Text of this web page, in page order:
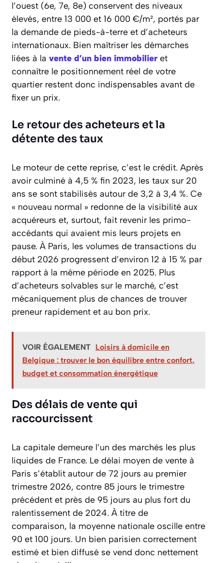
l’ouest (6e, 7e, 8e) conservent des niveaux
élevés, entre 13 000 et 16 000 €/m², portés par
la demande de pieds-à-terre et d’acheteurs
internationaux. Bien maîtriser les démarches
liées à la vente d’un bien immobilier et
connaître le positionnement réel de votre
quartier restent donc indispensables avant de
fixer un prix.
Le retour des acheteurs et la
détente des taux
Le moteur de cette reprise, c’est le crédit. Après
avoir culminé à 4,5 % fin 2023, les taux sur 20
ans se sont stabilisés autour de 3,2 à 3,4 %. Ce
« nouveau normal » redonne de la visibilité aux
acquéreurs et, surtout, fait revenir les primo-
accédants qui avaient mis leurs projets en
pause. À Paris, les volumes de transactions du
début 2026 progressent d’environ 12 à 15 % par
rapport à la même période en 2025. Plus
d’acheteurs solvables sur le marché, c’est
mécaniquement plus de chances de trouver
preneur rapidement et au bon prix.
VOIR ÉGALEMENT Loisirs à domicile en
Belgique : trouver le bon équilibre entre confort,
budget et consommation énergétique
Des délais de vente qui
raccourcissent
La capitale demeure l’un des marchés les plus
liquides de France. Le délai moyen de vente à
Paris s’établit autour de 72 jours au premier
trimestre 2026, contre 85 jours le trimestre
précédent et près de 95 jours au plus fort du
ralentissement de 2024. À titre de
comparaison, la moyenne nationale oscille entre
90 et 100 jours. Un bien parisien correctement
estimé et bien diffusé se vend donc nettement